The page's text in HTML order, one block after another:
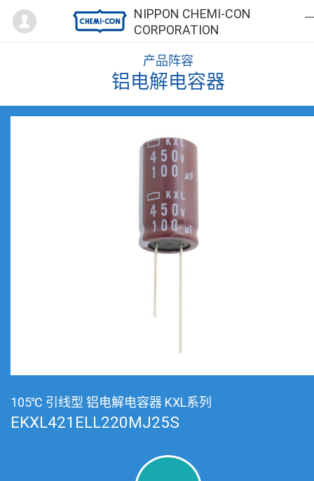
NIPPON CHEMI-CON
CORPORATION
Mypage
产品阵容
铝电解电容器
105℃ 引线型 铝电解电容器 KXL系列
EKXL421ELL220MJ25S